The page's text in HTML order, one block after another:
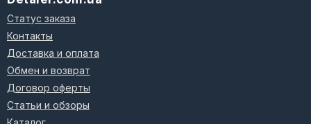
Статус заказа
Контакты
Доставка и оплата
Обмен и возврат
Договор оферты
Статьи и обзоры